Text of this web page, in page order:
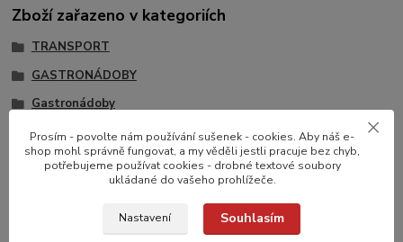
Zboží zařazeno v kategoriích
TRANSPORT
GASTRONÁDOBY
Gastronádoby
Gastronádoby nerezové
Gastronádoby Standard
Prosím - povolte nám používání sušenek - cookies. Aby náš e-
shop mohl správně fungovat, a my věděli jestli pracuje bez chyb,
potřebujeme používat cookies - drobné textové soubory
ukládané do vašeho prohlížeče.
Nastavení Souhlasím